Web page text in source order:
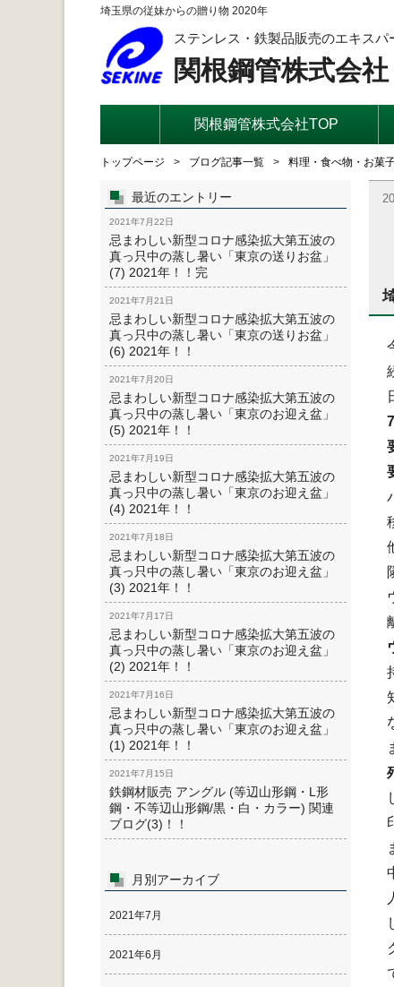
埼玉県の従妹からの贈り物 2020年
ステンレス・鉄製品販売のエキスパ
関根鋼管株式会社
関根鋼管株式会社TOP
トップページ ブログ記事一覧 料理・食べ物・お菓
最近のエントリー
2021年7月22日
忌まわしい新型コロナ感染拡大第五波の
真っ只中の蒸し暑い「東京の送りお盆」
(7) 2021年！！完
2021年7月21日
忌まわしい新型コロナ感染拡大第五波の
真っ只中の蒸し暑い「東京の送りお盆」
(6) 2021年！！
2021年7月20日
忌まわしい新型コロナ感染拡大第五波の
真っ只中の蒸し暑い「東京のお迎え盆」
(5) 2021年！！
2021年7月19日
忌まわしい新型コロナ感染拡大第五波の
真っ只中の蒸し暑い「東京のお迎え盆」
(4) 2021年！！
2021年7月18日
忌まわしい新型コロナ感染拡大第五波の
真っ只中の蒸し暑い「東京のお迎え盆」
(3) 2021年！！
2021年7月17日
忌まわしい新型コロナ感染拡大第五波の
真っ只中の蒸し暑い「東京のお迎え盆」
(2) 2021年！！
2021年7月16日
忌まわしい新型コロナ感染拡大第五波の
真っ只中の蒸し暑い「東京のお迎え盆」
(1) 2021年！！
2021年7月15日
鉄鋼材販売 アングル (等辺山形鋼・L形
鋼・不等辺山形鋼/黒・白・カラー) 関連
ブログ(3)！！
月別アーカイブ
2021年7月
2021年6月